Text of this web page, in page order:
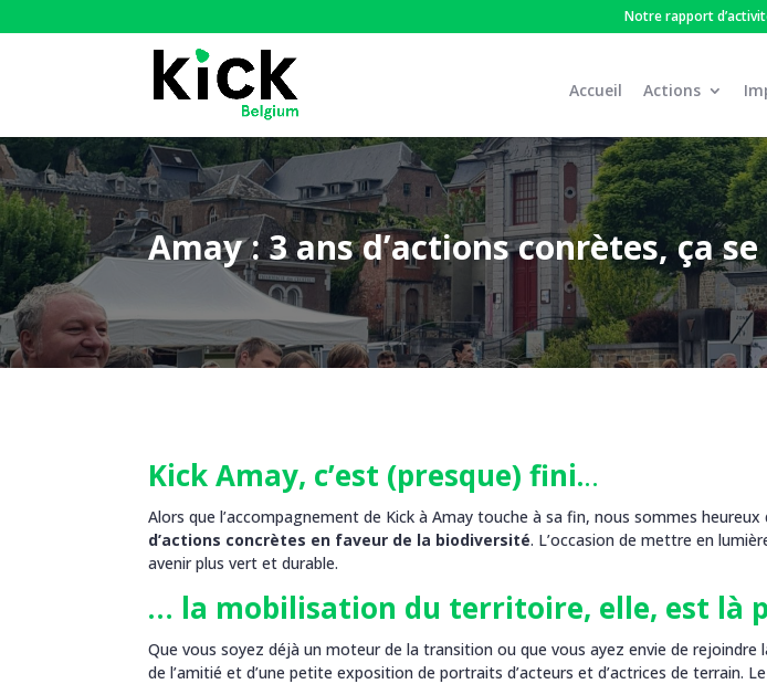
Notre rapport
Accueil Actions
Amay : 3 ans d’actions conrètes, ça
Kick Amay, c’est (presque) fini...
Alors que l’accompagnement de Kick à Amay touche à sa fin, nous sommes
d’actions concrètes en faveur de la biodiversité. L’occasion de mettre en
avenir plus vert et durable.
… la mobilisation du territoire, elle, est là
Que vous soyez déjà un moteur de la transition ou que vous ayez envie de
de l’amitié et d’une petite exposition de portraits d’acteurs et d’actrices de terrain.